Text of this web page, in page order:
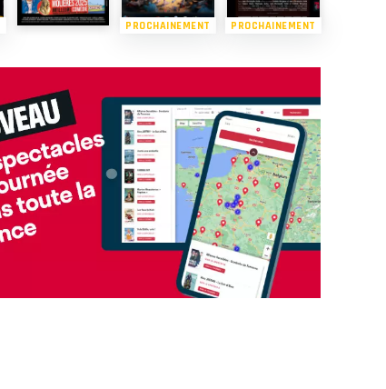
PROCHAINEMENT PROCHAINEMENT